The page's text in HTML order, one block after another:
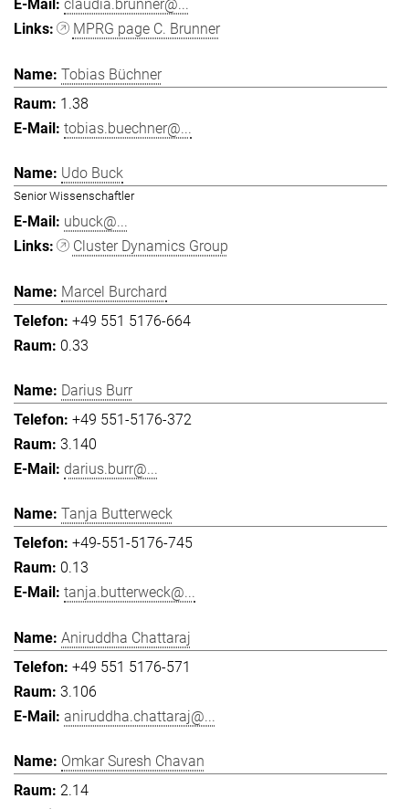
claudia.brunner@...
MPRG page C. Brunner
Tobias Büchner
1.38
tobias.buechner@...
Udo Buck
Senior Wissenschaftler
ubuck@...
Cluster Dynamics Group
Marcel Burchard
+49 551 5176-664
0.33
Darius Burr
+49 551-5176-372
3.140
darius.burr@...
Tanja Butterweck
+49-551-5176-745
0.13
tanja.butterweck@...
Aniruddha Chattaraj
+49 551 5176-571
3.106
aniruddha.chattaraj@...
Omkar Suresh Chavan
2.14